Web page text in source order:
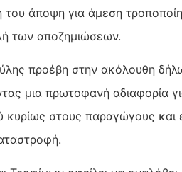
του άποψη για άμεση
των αποζημιώσεων.
προέβη στην ακόλουθη
μια πρωτοφανή αδιαφορία
στους παραγώγους και